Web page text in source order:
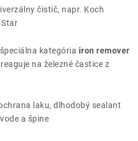
čistič, napr. Koch
Star
kategória iron remover
na železné častice z
laku, dlhodobý sealant
a špine